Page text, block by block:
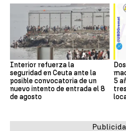
Interior refuerza la
seguridad en Ceuta ante la
posible convocatoria de un
nuevo intento de entrada el 8
de agosto
5